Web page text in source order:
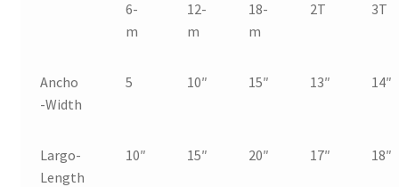
6-
m
12-
m
18-
m
2T 3T
Ancho
-Width
5 10″ 15″ 13″ 14″
Largo-
Length
10″ 15″ 20″ 17″ 18″